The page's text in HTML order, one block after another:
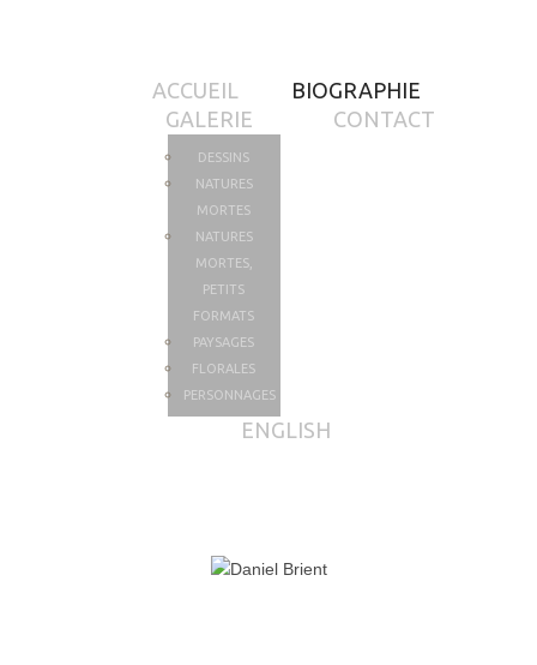
ACCUEIL
BIOGRAPHIE
GALERIE
DESSINS
NATURES
MORTES
NATURES
MORTES,
PETITS
FORMATS
PAYSAGES
FLORALES
PERSONNAGES
CONTACT
ENGLISH